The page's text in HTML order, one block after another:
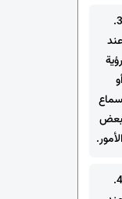
3.
عند
رؤية
أو
سماع
بعض
الأمور.
4.